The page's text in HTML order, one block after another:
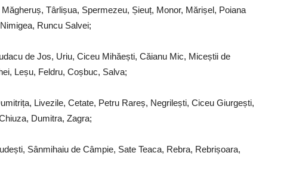
Târlișua, Spermezeu, Șieuț, Monor, Mărișel, Poiana
Runcu Salvei;
de Jos, Uriu, Ciceu Mihăești, Căianu Mic, Miceștii de
Leșu, Feldru, Coșbuc, Salva;
Livezile, Cetate, Petru Rareș, Negrilești, Ciceu Giurgești,
Dumitra, Zagra;
Sânmihaiu de Câmpie, Sate Teaca, Rebra, Rebrișoara,